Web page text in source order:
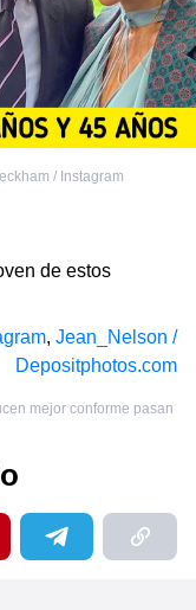
/ Instagram
de estos
, Jean_Nelson /
Depositphotos.com
mejor conforme pasan